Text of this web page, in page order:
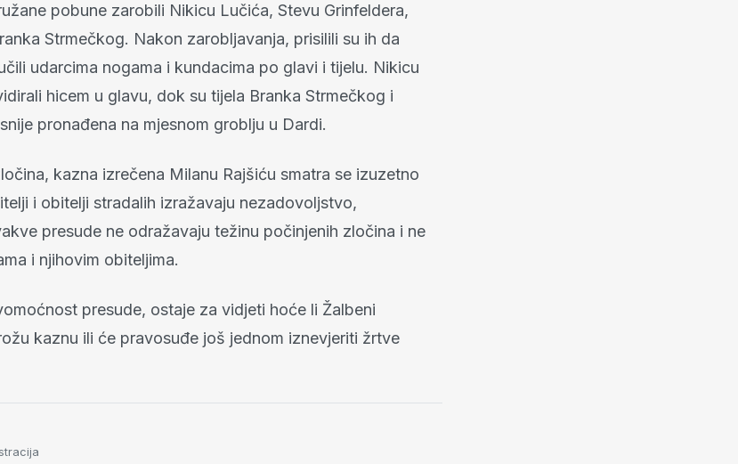
pobune zarobili Nikicu Lučića, Stevu Grinfeldera,
Strmečkog. Nakon zarobljavanja, prisilili su ih da
udarcima nogama i kundacima po glavi i tijelu. Nikicu
hicem u glavu, dok su tijela Branka Strmečkog i
pronađena na mjesnom groblju u Dardi.
kazna izrečena Milanu Rajšiću smatra se izuzetno
i obitelji stradalih izražavaju nezadovoljstvo,
presude ne odražavaju težinu počinjenih zločina i ne
i njihovim obiteljima.
presude, ostaje za vidjeti hoće li Žalbeni
kaznu ili će pravosuđe još jednom iznevjeriti žrtve